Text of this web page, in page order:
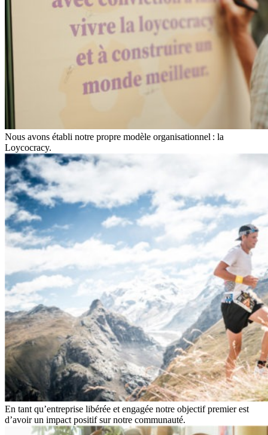
Nous avons établi notre propre modèle organisationnel : la
Loycocracy.
En tant qu’entreprise libérée et engagée notre objectif premier est
d’avoir un impact positif sur notre communauté.